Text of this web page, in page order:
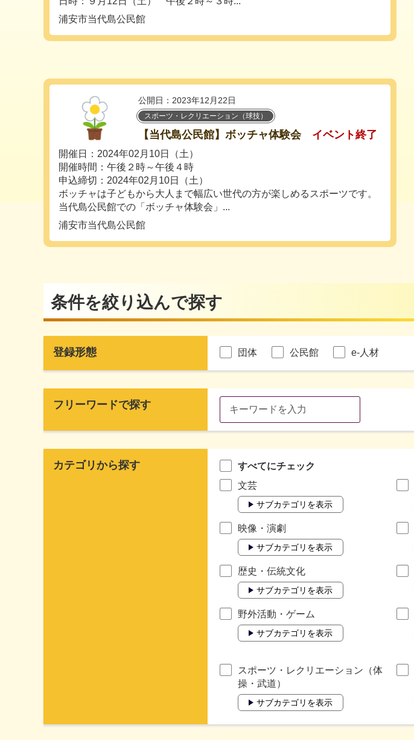
浦安市当代島公民館
公開日：2023年12月22日
スポーツ・レクリエーション（球技）
【当代島公民館】ボッチャ体験会 イベント終了
開催日：2024年02月10日（土）
開催時間：午後２時～午後４時
申込締切：2024年02月10日（土）
ボッチャは子どもから大人まで幅広い世代の方が楽しめるスポーツです。
当代島公民館での「ボッチャ体験会」...
浦安市当代島公民館
条件を絞り込んで探す
登録形態 団体 公民館 e-人材
フリーワードで探す
カテゴリから探す
すべてにチェック
文芸
サブカテゴリを表示
映像・演劇
サブカテゴリを表示
歴史・伝統文化
サブカテゴリを表示
野外活動・ゲーム
サブカテゴリを表示
スポーツ・レクリエーション（体
操・武道）
サブカテゴリを表示